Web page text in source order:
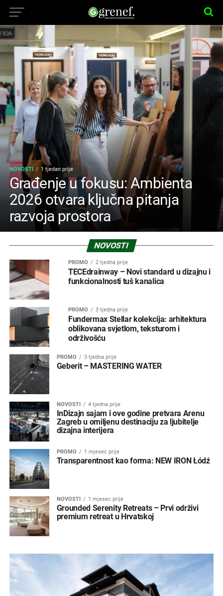
NOVOSTI 1 tjedan prije
Građenje u fokusu: Ambienta
2026 otvara ključna pitanja
razvoja prostora
NOVOSTI
PROMO 2 tjedna prije
TECEdrainway – Novi standard u dizajnu i
funkcionalnosti tuš kanalica
PROMO 3 tjedna prije
Fundermax Stellar kolekcija: arhitektura
oblikovana svjetlom, teksturom i
održivošću
PROMO 3 tjedna prije
Geberit – MASTERING WATER
NOVOSTI 4 tjedna prije
InDizajn sajam i ove godine pretvara Arenu
Zagreb u omiljenu destinaciju za ljubitelje
dizajna interijera
PROMO 1 mjesec prije
Transparentnost kao forma: NEW IRON Łódź
NOVOSTI 1 mjesec prije
Grounded Serenity Retreats – Prvi održivi
premium retreat u Hrvatskoj